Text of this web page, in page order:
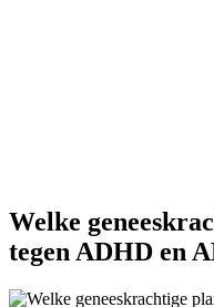
Welke
tegen ADHD en